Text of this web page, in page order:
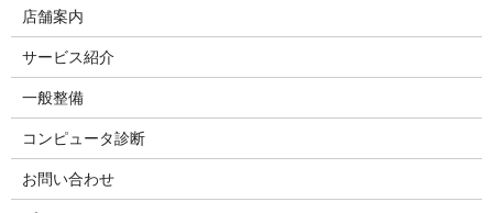
店舗案内
サービス紹介
一般整備
コンピュータ診断
お問い合わせ